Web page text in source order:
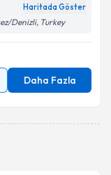
Haritada Göster
Denizli, Turkey
Daha Fazla